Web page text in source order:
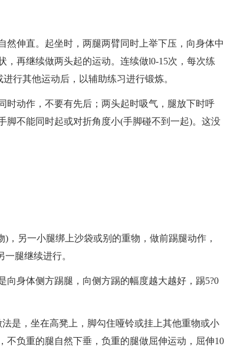
然伸直。起坐时，两腿两臂同时上举下压，向身体中
再继续做两头起的运动。连续做l0-15次，每次练
行其他运动后，以辅助练习进行锻炼。
时动作，不要有先后；两头起时吸气，腿放下时呼
脚不能同时起或对折角度小(手脚碰不到一起)。这没
，另一小腿绑上沙袋或别的重物，做前踢腿动作，
腿继续进行。
向身体侧方踢腿，向侧方踢的幅度越大越好，踢5?0
是，坐在高凳上，脚勾住哑铃或挂上其他重物或小
不负重的腿自然下垂，负重的腿做屈伸运动，屈伸10